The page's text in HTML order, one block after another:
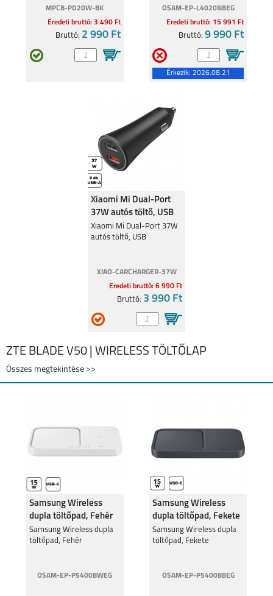
MPCB-PD20W-BK
Eredeti bruttó: 3 490 Ft
Bruttó: 2 990 Ft
OSAM-EP-L4020NBEG
Eredeti bruttó: 15 991 Ft
Bruttó:9 990 Ft
Érkezik: 2026.08.21
Xiaomi Mi Dual-Port
37W autós töltő, USB
Xiaomi Mi Dual-Port 37W
autós töltő, USB
XIAO-CARCHARGER-37W
Eredeti bruttó: 6 990 Ft
Bruttó: 3 990 Ft
ZTE BLADE V50 | WIRELESS TÖLTŐLAP
Összes megtekintése >>
Samsung Wireless
dupla töltőpad, Fehér
Samsung Wireless dupla
töltőpad, Fehér
OSAM-EP-P5400BWEG
Samsung Wireless
dupla töltőpad, Fekete
Samsung Wireless dupla
töltőpad, Fekete
OSAM-EP-P5400BBEG